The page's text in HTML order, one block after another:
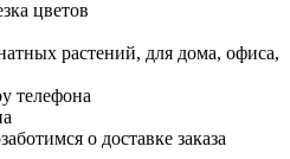
растений, для дома, офиса,
о доставке заказа